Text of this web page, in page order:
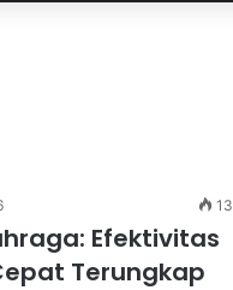
13
Efektivitas
Terungkap